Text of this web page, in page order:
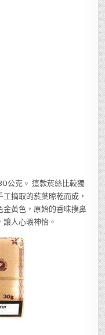
公克。 這款菸絲比較獨
摘取的菸葉晾乾而成，
金黃色，原始的香味撲鼻
人心曠神怡。